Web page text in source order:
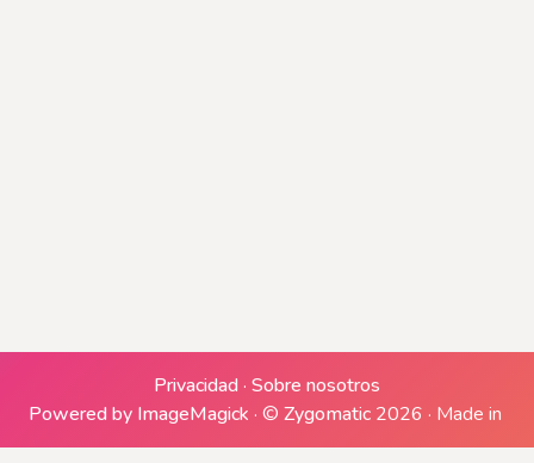
Privacidad· Sobre nosotros
Powered by ImageMagick · © Zygomatic2026 · Made in
Generando descargas
Generando archivo ZIP
Descargar